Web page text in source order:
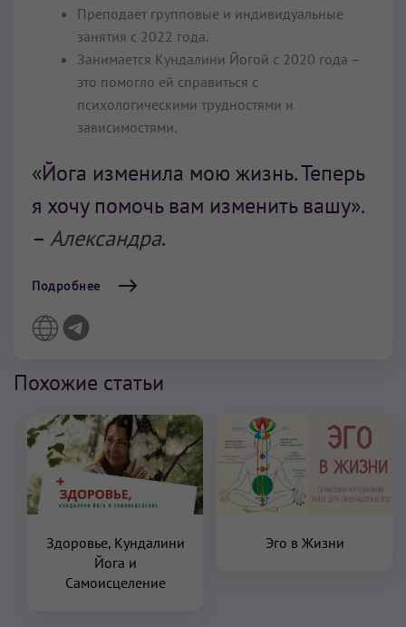
Преподает групповые и индивидуальные
занятия с 2022 года.
Занимается Кундалини Йогой с 2020 года –
это помогло ей справиться с
психологическими трудностями и
зависимостями.
«Йога изменила мою жизнь. Теперь
я хочу помочь вам изменить вашу».
– Александра.
Подробнее
Похожие статьи
Здоровье, Кундалини
Йога и
Самоисцеление
Эго в Жизни